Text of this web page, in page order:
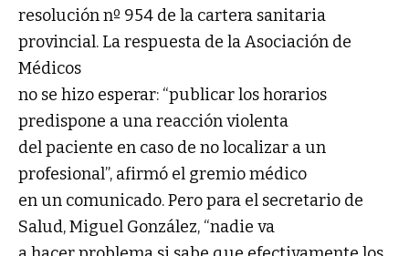
resolución nº 954 de la cartera sanitaria
provincial. La respuesta de la Asociación de
Médicos
no se hizo esperar: “publicar los horarios
predispone a una reacción violenta
del paciente en caso de no localizar a un
profesional”, afirmó el gremio médico
en un comunicado. Pero para el secretario de
Salud, Miguel González, “nadie va